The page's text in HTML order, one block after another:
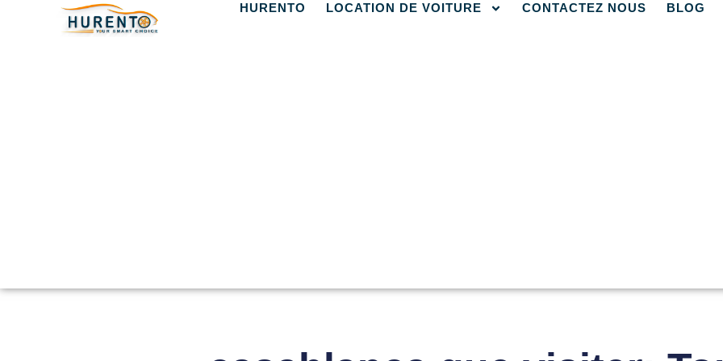
HURENTO LOCATION DE VOITURE CONTACTEZ NOUS BLOG